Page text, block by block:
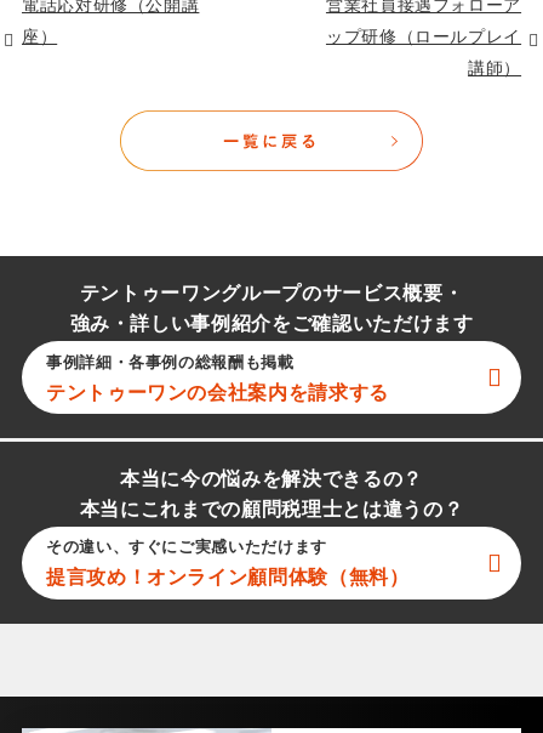
電話応対研修（公開講
座）
営業社員接遇フォローア
ップ研修（ロールプレイ
講師）
テントゥーワングループのサービス概要・
強み・詳しい事例紹介をご確認いただけます
事例詳細・各事例の総報酬も掲載
テントゥーワンの会社案内を請求する
本当に今の悩みを解決できるの？
本当にこれまでの顧問税理士とは違うの？
その違い、すぐにご実感いただけます
提言攻め！オンライン顧問体験（無料）